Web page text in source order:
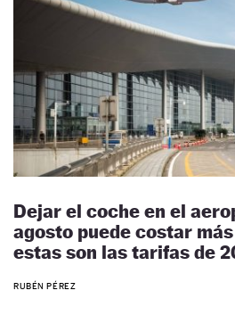
Dejar el coche en el
agosto puede costar
estas son las tarifas de
RUBÉN PÉREZ